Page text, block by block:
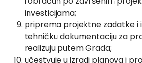
investicijama;
priprema projektne zadatke i
tehničku dokumentaciju za
realizuju putem Grada;
učestvuje u izradi planova i